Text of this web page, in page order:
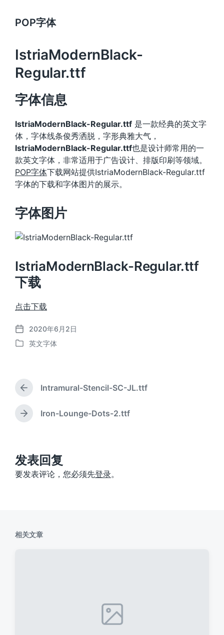
POP字体
IstriaModernBlack-
Regular.ttf
字体信息
IstriaModernBlack-Regular.ttf 是一款经典的英文字
体，字体线条俊秀洒脱，字形典雅大气，
IstriaModernBlack-Regular.ttf也是设计师常用的一
款英文字体，非常适用于广告设计、排版印刷等领域。
POP字体下载网站提供IstriaModernBlack-Regular.ttf
字体的下载和字体图片的展示。
字体图片
IstriaModernBlack-Regular.ttf
下载
点击下载
发
布
2020年6月2日
发
英文字体
上
篇
文
章
Intramural-Stencil-SC-JL.ttf
下
：
Iron-Lounge-Dots-2.ttf
发表回复
要发表评论，您必须先登录。
相关文章